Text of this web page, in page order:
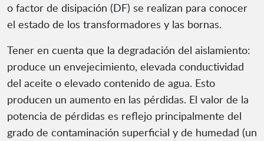
o factor de disipación (DF) se realizan para conocer
el estado de los transformadores y las bornas.
Tener en cuenta que la degradación del aislamiento:
produce un envejecimiento, elevada conductividad
del aceite o elevado contenido de agua. Esto
producen un aumento en las pérdidas. El valor de la
potencia de pérdidas es reflejo principalmente del
grado de contaminación superficial y de humedad (un